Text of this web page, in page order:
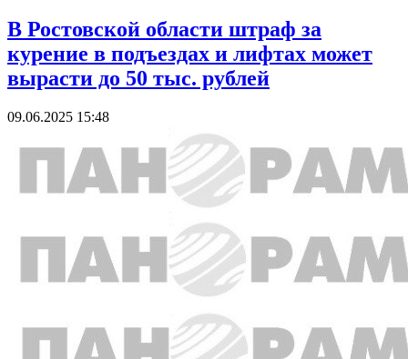
В Ростовской области штраф за
курение в подъездах и лифтах может
вырасти до 50 тыс. рублей
09.06.2025 15:48